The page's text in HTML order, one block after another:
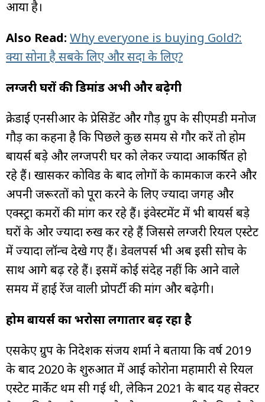
आया है।
Also Read: Why everyone is buying Gold?:
क्या सोना है सबके लिए और सदा के लिए?
लग्जरी घरों की डिमांड अभी और बढ़ेगी
क्रेडाई एनसीआर के प्रेसिडेंट और गौड़ ग्रुप के सीएमडी मनोज
गौड़ का कहना है कि पिछले कुछ समय से गौर करें तो होम
बायर्स बड़े और लग्जपरी घर को लेकर ज्यादा आकर्षित हो
रहे हैं। खासकर कोविड के बाद लोगों के कामकाज करने और
अपनी जरूरतों को पूरा करने के लिए ज्यादा जगह और
एक्स्ट्रा कमरों की मांग कर रहे हैं। इंवेस्टमेंट में भी बायर्स बड़े
घरों के ओर ज्यादा रुख कर रहे हैं जिससे लग्जरी रियल एस्टेट
में ज्यादा लॉन्च देखे गए हैं। डेवलपर्स भी अब इसी सोच के
साथ आगे बढ़ रहे हैं। इसमें कोई संदेह नहीं कि आने वाले
समय में हाई रेंज वाली प्रोपर्टी की मांग और बढ़ेगी।
होम बायर्स का भरोसा लगातार बढ़ रहा है
एसकेए ग्रुप के निदेशक संजय शर्मा ने बताया कि वर्ष 2019
के बाद 2020 के शुरुआत में आई कोरोना महामारी से रियल
एस्टेट मार्केट थम सी गई थी, लेकिन 2021 के बाद यह सेक्टर